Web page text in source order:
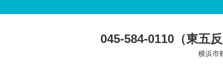
045-584-0110（東五反
横浜市